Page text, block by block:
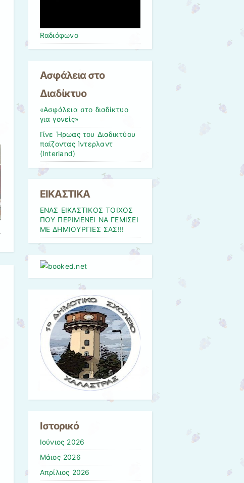
Rαδιόφωνo
Ασφάλεια στο
Διαδίκτυο
«Ασφάλεια στο διαδίκτυο
για γονείς»
Γίνε Ήρωας του Διαδικτύου
παίζοντας Ίντερλαντ
(Interland)
ΕΙΚΑΣΤΙΚΑ
ΕΝΑΣ ΕΙΚΑΣΤΙΚΟΣ ΤΟΙΧΟΣ
ΠΟΥ ΠΕΡΙΜΕΝΕΙ ΝΑ ΓΕΜΙΣΕΙ
ΜΕ ΔΗΜΙΟΥΡΓΙΕΣ ΣΑΣ!!!
Ιστορικό
Ιούνιος 2026
Μάιος 2026
Απρίλιος 2026